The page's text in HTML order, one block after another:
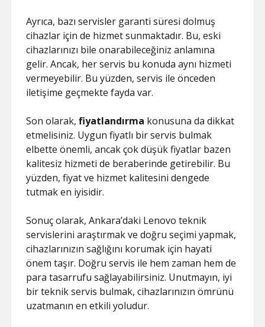
Ayrıca, bazı servisler garanti süresi dolmuş
cihazlar için de hizmet sunmaktadır. Bu, eski
cihazlarınızı bile onarabileceğiniz anlamına
gelir. Ancak, her servis bu konuda aynı hizmeti
vermeyebilir. Bu yüzden, servis ile önceden
iletişime geçmekte fayda var.
Son olarak,fiyatlandırma konusuna da dikkat
etmelisiniz. Uygun fiyatlı bir servis bulmak
elbette önemli, ancak çok düşük fiyatlar bazen
kalitesiz hizmeti de beraberinde getirebilir. Bu
yüzden, fiyat ve hizmet kalitesini dengede
tutmak en iyisidir.
Sonuç olarak, Ankara’daki Lenovo teknik
servislerini araştırmak ve doğru seçimi yapmak,
cihazlarınızın sağlığını korumak için hayati
önem taşır. Doğru servis ile hem zaman hem de
para tasarrufu sağlayabilirsiniz. Unutmayın, iyi
bir teknik servis bulmak, cihazlarınızın ömrünü
uzatmanın en etkili yoludur.